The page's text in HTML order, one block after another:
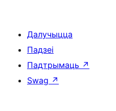
Далучыцца
Падзеі
Падтрымаць ↗
Swag ↗